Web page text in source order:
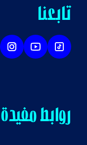
روابط مفيدة
تابعنا